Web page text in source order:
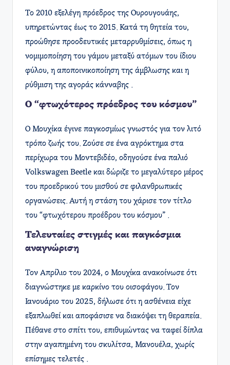
Το 2010 εξελέγη πρόεδρος της Ουρουγουάης,
υπηρετώντας έως το 2015. Κατά τη θητεία του,
προώθησε προοδευτικές μεταρρυθμίσεις, όπως η
νομιμοποίηση του γάμου μεταξύ ατόμων του ίδιου
φύλου, η αποποινικοποίηση της άμβλωσης και η
ρύθμιση της αγοράς κάνναβης .
Ο “φτωχότερος πρόεδρος του κόσμου”
Ο Μουχίκα έγινε παγκοσμίως γνωστός για τον λιτό
τρόπο ζωής του. Ζούσε σε ένα αγρόκτημα στα
περίχωρα του Μοντεβιδέο, οδηγούσε ένα παλιό
Volkswagen Beetle και δώριζε το μεγαλύτερο μέρος
του προεδρικού του μισθού σε φιλανθρωπικές
οργανώσεις. Αυτή η στάση του χάρισε τον τίτλο
του “φτωχότερου προέδρου του κόσμου” .
Τελευταίες στιγμές και παγκόσμια
αναγνώριση
Τον Απρίλιο του 2024, ο Μουχίκα ανακοίνωσε ότι
διαγνώστηκε με καρκίνο του οισοφάγου. Τον
Ιανουάριο του 2025, δήλωσε ότι η ασθένεια είχε
εξαπλωθεί και αποφάσισε να διακόψει τη θεραπεία.
Πέθανε στο σπίτι του, επιθυμώντας να ταφεί δίπλα
στην αγαπημένη του σκυλίτσα, Μανουέλα, χωρίς
επίσημες τελετές .